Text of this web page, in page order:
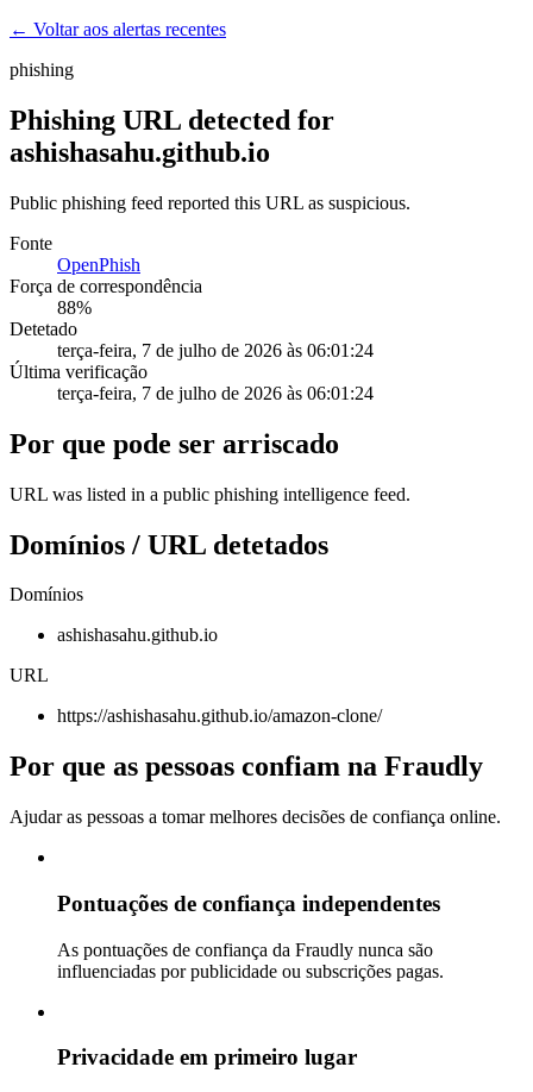
← Voltar aos alertas recentes
phishing
Phishing URL detected for
ashishasahu.github.io
Public phishing feed reported this URL as suspicious.
Fonte
OpenPhish
Força de correspondência
88%
Detetado
terça-feira, 7 de julho de 2026 às 06:01:24
Última verificação
terça-feira, 7 de julho de 2026 às 06:01:24
Por que pode ser arriscado
URL was listed in a public phishing intelligence feed.
Domínios / URL detetados
Domínios
ashishasahu.github.io
URL
https://ashishasahu.github.io/amazon-clone/
Por que as pessoas confiam na Fraudly
Ajudar as pessoas a tomar melhores decisões de confiança online.
Pontuações de confiança independentes
As pontuações de confiança da Fraudly nunca são
influenciadas por publicidade ou subscrições pagas.
Privacidade em primeiro lugar